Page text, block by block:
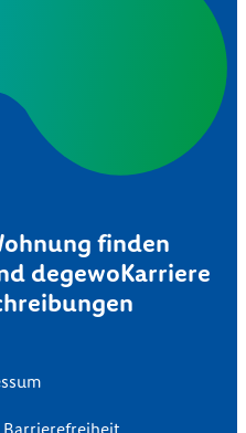
finden
degewoKarriere